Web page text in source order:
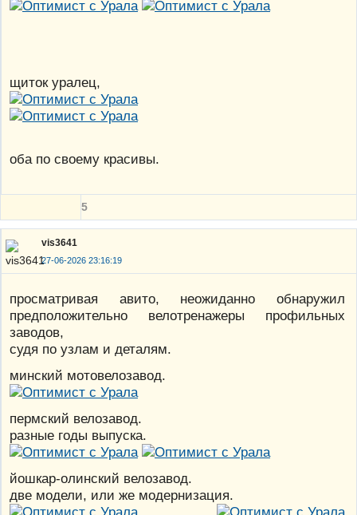
щиток уралец,
оба по своему красивы.
5
vis3641
27-06-2026 23:16:19
просматривая авито, неожиданно обнаружил
предположительно велотренажеры профильных
заводов,
судя по узлам и деталям.
минский мотовелозавод.
пермский велозавод.
разные годы выпуска.
йошкар-олинский велозавод.
две модели, или же модернизация.